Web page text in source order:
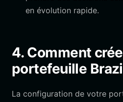
en évolution rapide.
4. Comment
portefeuille
La configuration de votre